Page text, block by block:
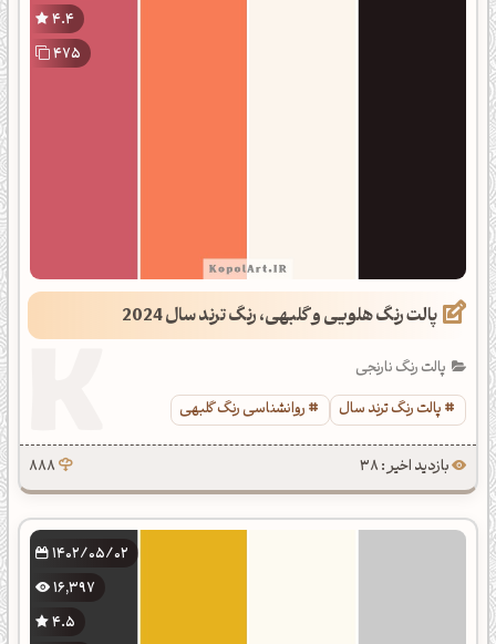
4.4
475
پالت رنگ هلویی و گلبهی، رنگ ترند سال 2024
پالت رنگ نارنجی
پالت رنگ ترند سال
روانشناسی رنگ گلبهی
بازدید اخیر : 38 888
1402/05/02
16,397
4.5